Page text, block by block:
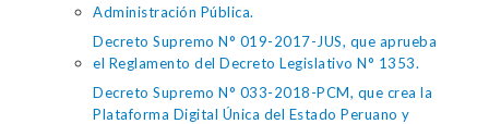
Administración Pública.
Decreto Supremo N° 019-2017-JUS, que aprueba
el Reglamento del Decreto Legislativo N° 1353.
Decreto Supremo N° 033-2018-PCM, que crea la
Plataforma Digital Única del Estado Peruano y